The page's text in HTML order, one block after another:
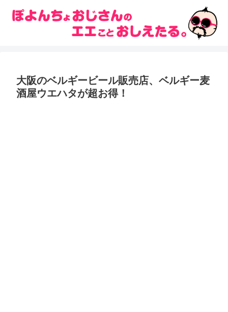
大阪のベルギービール販売店、ベルギー麦
酒屋ウエハタが超お得！